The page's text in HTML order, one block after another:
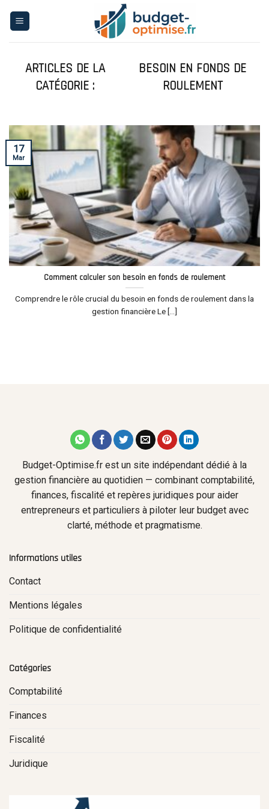
BESOIN EN FONDS DE
ROULEMENT
Comment calculer son besoin en fonds de roulement
Comprendre le rôle crucial du besoin en fonds de roulement dans la
gestion financière Le [...]
17
Mar
Budget-Optimise.fr est un site indépendant dédié à la
gestion financière au quotidien — combinant comptabilité,
finances, fiscalité et repères juridiques pour aider
entrepreneurs et particuliers à piloter leur budget avec
clarté, méthode et pragmatisme.
Informations utiles
Contact
Mentions légales
Politique de confidentialité
Catégories
Comptabilité
Finances
Fiscalité
Juridique